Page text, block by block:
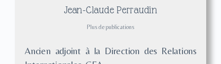
Jean-Claude Perraudin
Plus de publications
Ancien adjoint à la Direction des Relations